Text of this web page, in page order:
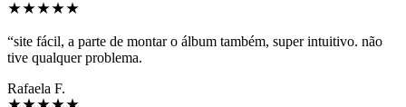
“site fácil, a parte de montar o álbum também, super intuitivo. não
tive qualquer problema.
Rafaela F.